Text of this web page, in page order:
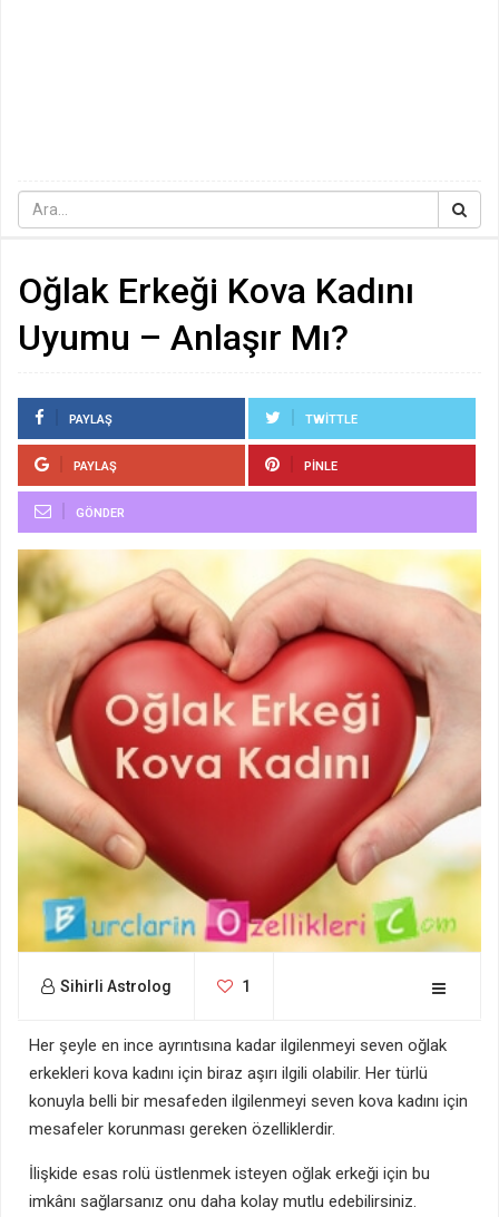
Oğlak Erkeği Kova Kadını
Uyumu – Anlaşır Mı?
PAYLAŞ TWITTLE
PAYLAŞ PINLE
GÖNDER
Sihirli Astrolog 1
Her şeyle en ince ayrıntısına kadar ilgilenmeyi seven oğlak
erkekleri kova kadını için biraz aşırı ilgili olabilir. Her türlü
konuyla belli bir mesafeden ilgilenmeyi seven kova kadını için
mesafeler korunması gereken özelliklerdir.
İlişkide esas rolü üstlenmek isteyen oğlak erkeği için bu
imkânı sağlarsanız onu daha kolay mutlu edebilirsiniz.